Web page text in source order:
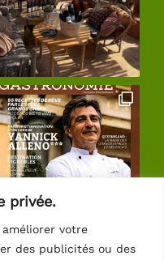
privée.
votre
des publicités ou des